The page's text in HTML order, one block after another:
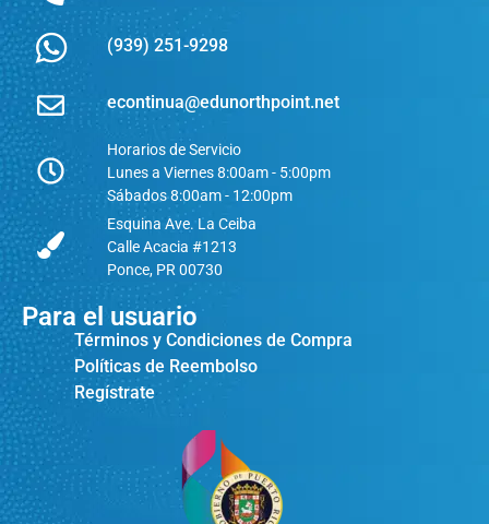
(939) 251-9298
econtinua@edunorthpoint.net
Horarios de Servicio
Lunes a Viernes 8:00am - 5:00pm
Sábados 8:00am - 12:00pm
Esquina Ave. La Ceiba
Calle Acacia #1213
Ponce, PR 00730
Para el usuario
Términos y Condiciones de Compra
Políticas de Reembolso
Regístrate